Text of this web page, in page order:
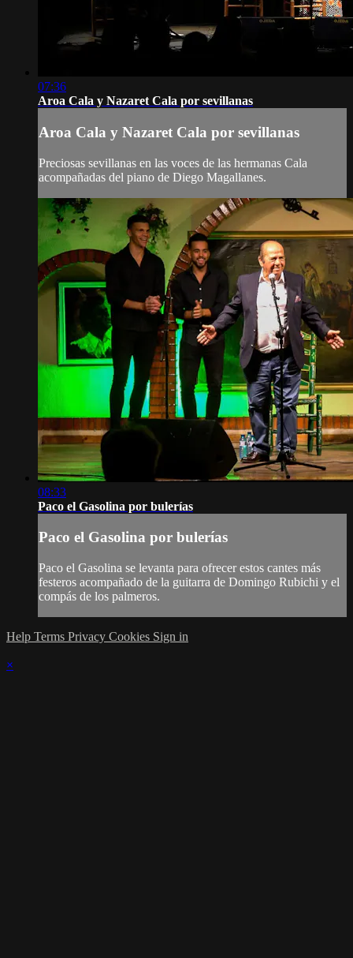
07:36
Aroa Cala y Nazaret Cala por sevillanas
Aroa Cala y Nazaret Cala por sevillanas
Preciosas sevillanas en las voces de las hermanas Cala
acompañadas del piano de Diego Magallanes.
08:33
Paco el Gasolina por bulerías
Paco el Gasolina por bulerías
Paco el Gasolina se levanta para ofrecer estos cantes más
festeros acompañado de la guitarra de Domingo Rubichi y el
compás de los palmeros.
Help Terms Privacy Cookies Sign in
×